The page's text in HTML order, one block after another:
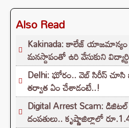
Also Read
Kakinada: కాలేజ్ యాజమాన్యం
మనస్దాపంతో ఉరి వేసుకుని
Delhi: ఘోరం.. వెబ్ సిరీస్ చూసి
తర్వాత ఏం చేశాడంటే..!
Digital Arrest Scam: డిజిటల్
దంపతులు.. కృష్ణాజిల్లాలో